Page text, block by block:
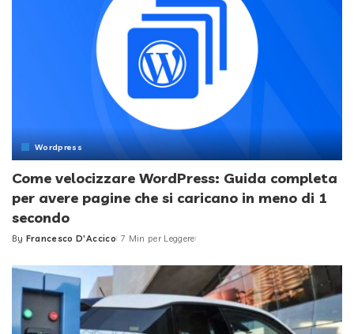
Wordpress
Come velocizzare WordPress: Guida completa
per avere pagine che si caricano in meno di 1
secondo
Posted
By Francesco D'Accico 7 Min per Leggere